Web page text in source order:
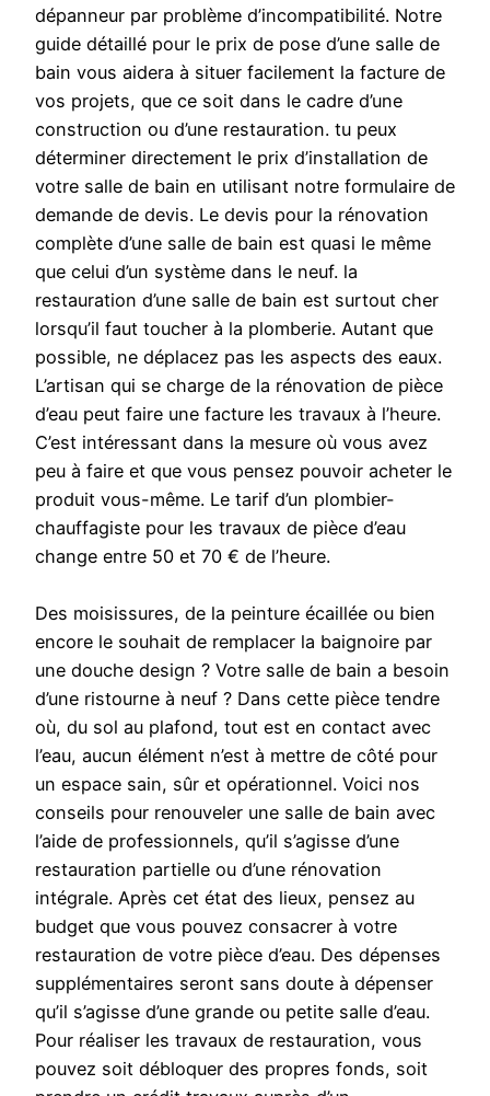
dépanneur par problème d’incompatibilité. Notre
guide détaillé pour le prix de pose d’une salle de
bain vous aidera à situer facilement la facture de
vos projets, que ce soit dans le cadre d’une
construction ou d’une restauration. tu peux
déterminer directement le prix d’installation de
votre salle de bain en utilisant notre formulaire de
demande de devis. Le devis pour la rénovation
complète d’une salle de bain est quasi le même
que celui d’un système dans le neuf. la
restauration d’une salle de bain est surtout cher
lorsqu’il faut toucher à la plomberie. Autant que
possible, ne déplacez pas les aspects des eaux.
L’artisan qui se charge de la rénovation de pièce
d’eau peut faire une facture les travaux à l’heure.
C’est intéressant dans la mesure où vous avez
peu à faire et que vous pensez pouvoir acheter le
produit vous-même. Le tarif d’un plombier-
chauffagiste pour les travaux de pièce d’eau
change entre 50 et 70 € de l’heure.
Des moisissures, de la peinture écaillée ou bien
encore le souhait de remplacer la baignoire par
une douche design ? Votre salle de bain a besoin
d’une ristourne à neuf ? Dans cette pièce tendre
où, du sol au plafond, tout est en contact avec
l’eau, aucun élément n’est à mettre de côté pour
un espace sain, sûr et opérationnel. Voici nos
conseils pour renouveler une salle de bain avec
l’aide de professionnels, qu’il s’agisse d’une
restauration partielle ou d’une rénovation
intégrale. Après cet état des lieux, pensez au
budget que vous pouvez consacrer à votre
restauration de votre pièce d’eau. Des dépenses
supplémentaires seront sans doute à dépenser
qu’il s’agisse d’une grande ou petite salle d’eau.
Pour réaliser les travaux de restauration, vous
pouvez soit débloquer des propres fonds, soit